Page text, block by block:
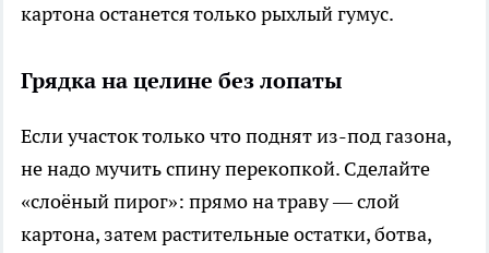
картона останется только рыхлый гумус.
Грядка на целине без лопаты
Если участок только что поднят из-под газона,
не надо мучить спину перекопкой. Сделайте
«слоёный пирог»: прямо на траву — слой
картона, затем растительные остатки, ботва,